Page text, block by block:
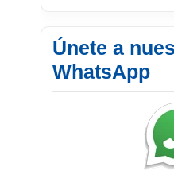
Únete a
WhatsApp